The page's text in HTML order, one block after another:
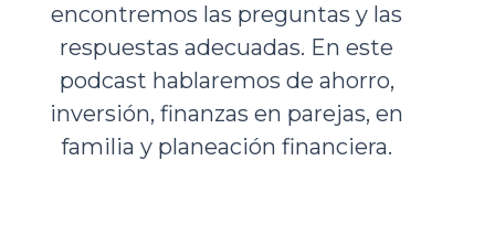
encontremos las preguntas y las
respuestas adecuadas. En este
podcast hablaremos de ahorro,
inversión, finanzas en parejas, en
familia y planeación financiera.